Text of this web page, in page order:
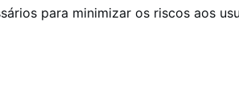
para minimizar os riscos aos